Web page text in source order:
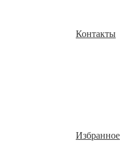
Контакты
Избранное